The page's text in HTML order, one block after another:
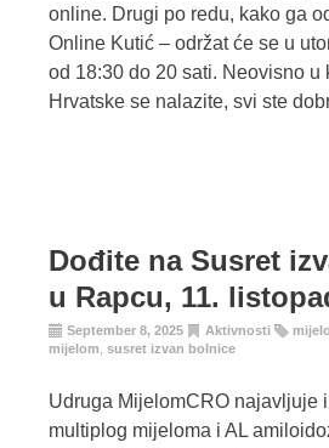
online. Drugi po redu, kako ga
Online Kutić – održat će se u
od 18:30 do 20 sati. Neovisno u
Hrvatske se nalazite, svi ste
Dođite na Susret
u Rapcu, 11.
September 8, 2025 Aktivnosti
mijelom susret izvan bolnice
Udruga MijelomCRO najavljuje
multiplog mijeloma i AL